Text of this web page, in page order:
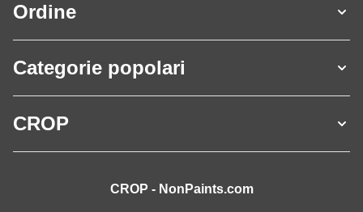
Ordine
Categorie popolari
CROP
CROP - NonPaints.com